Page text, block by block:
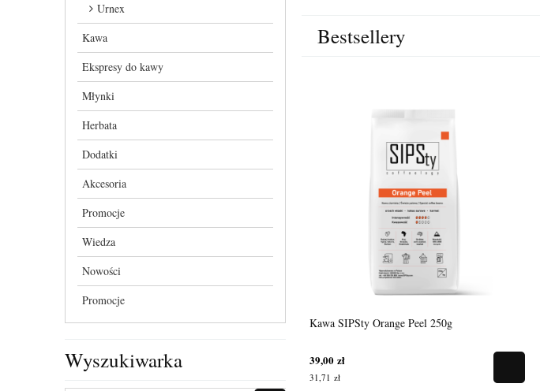
Urnex
Kawa
Ekspresy do kawy
Młynki
Herbata
Dodatki
Akcesoria
Promocje
Wiedza
Nowości
Promocje
Wyszukiwarka
Bestsellery
Ekspres do kawy RANCILIO SILVIA E V6 -
3 199,00 zł
Kawa SIPSty Orange Peel 250g
39,00 zł
31,71 zł